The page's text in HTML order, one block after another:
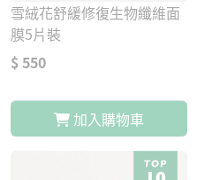
雪絨花舒緩修復生物纖維面
膜5片裝
$ 550
加入購物車